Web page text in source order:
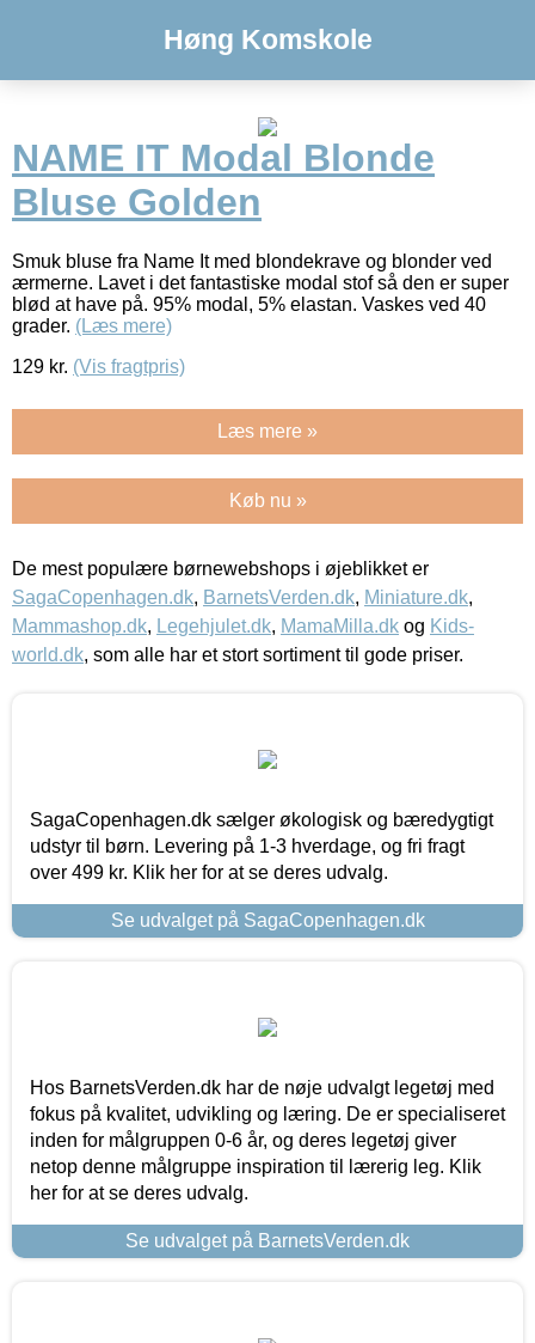
Høng Komskole
NAME IT Modal Blonde
Bluse Golden
Smuk bluse fra Name It med blondekrave og blonder ved
ærmerne. Lavet i det fantastiske modal stof så den er super
blød at have på. 95% modal, 5% elastan. Vaskes ved 40
grader. (Læs mere)
129 kr. (Vis fragtpris)
Læs mere »
Køb nu »
De mest populære børnewebshops i øjeblikket er
SagaCopenhagen.dk, BarnetsVerden.dk, Miniature.dk,
Mammashop.dk, Legehjulet.dk, MamaMilla.dk og Kids-
world.dk, som alle har et stort sortiment til gode priser.
SagaCopenhagen.dk sælger økologisk og bæredygtigt
udstyr til børn. Levering på 1-3 hverdage, og fri fragt
over 499 kr. Klik her for at se deres udvalg.
Se udvalget på SagaCopenhagen.dk
Hos BarnetsVerden.dk har de nøje udvalgt legetøj med
fokus på kvalitet, udvikling og læring. De er specialiseret
inden for målgruppen 0-6 år, og deres legetøj giver
netop denne målgruppe inspiration til lærerig leg. Klik
her for at se deres udvalg.
Se udvalget på BarnetsVerden.dk